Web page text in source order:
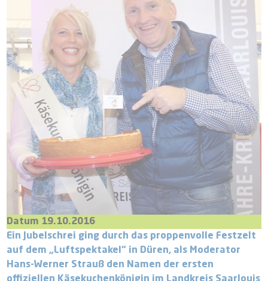
Datum 19.10.2016
Ein Jubelschrei ging durch das proppenvolle Festzelt
auf dem „Luftspektakel“ in Düren, als Moderator
Hans-Werner Strauß den Namen der ersten